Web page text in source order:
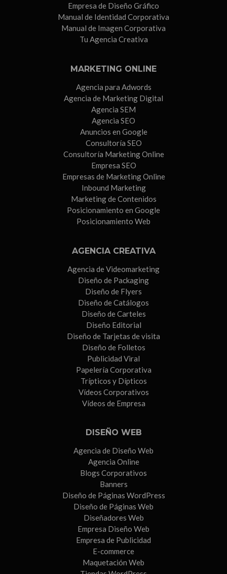
Empresa de Diseño Gráfico
Manual de Identidad Corporativa
Manual de Imagen Corporativa
Tu Agencia Creativa
MARKETING ONLINE
Agencia para Adwords
Agencia de Marketing Digital
Agencia SEM
Agencia SEO
Anuncios en Google
Consultoría SEO
Consultoría Marketing Online
Empresa SEO
Empresas de Marketing Online
Inbound Marketing
Marketing de Contenidos
Posicionamiento en Google
Posicionamiento Web
AGENCIA CREATIVA
Agencia de Videomarketing
Diseño de Packaging
Diseño de Flyers
Diseño de Catálogos
Diseño de Carteles
Diseño Editorial
Diseño de Tarjetas de visita
Diseño de Folletos
Publicidad Viral
Papelería Corporativa
Trípticos y Dípticos
Vídeos Corporativos
Vídeos de Empresa
DISEÑO WEB
Agencia de Diseño Web
Agencia Online
Blogs Corporativos
Banners
Diseño de Páginas WordPress
Diseño de Páginas Web
Diseñadores Web
Empresa Diseño Web
Empresa de Publicidad
E-commerce
Maquetación Web